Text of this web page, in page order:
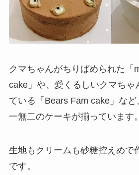
クマちゃんがちりばめられた「
cake」や、愛くるしいクマちゃ
ている「Bears Fam cake」な
一無二のケーキが揃っています。
生地もクリームも砂糖控えめで
です。